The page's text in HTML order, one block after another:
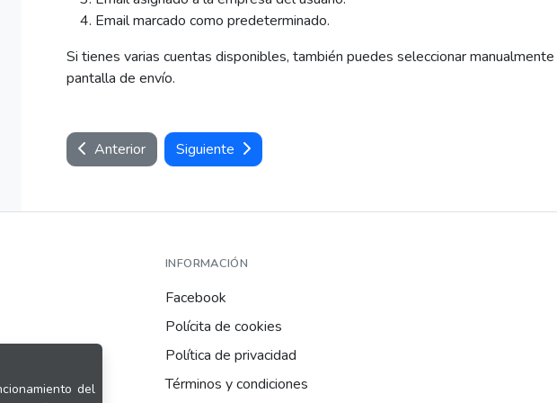
Email marcado como predeterminado.
Si tienes varias cuentas disponibles, también puedes seleccionar
pantalla de envío.
Anterior Siguiente
del
INFORMACIÓN
Facebook
Polícita de cookies
Política de privacidad
Términos y condiciones